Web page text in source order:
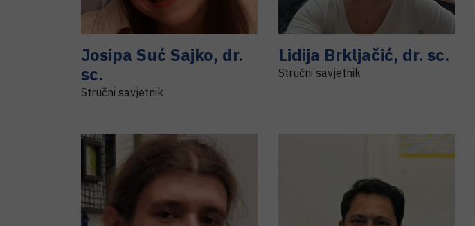
Josipa Suć Sajko, dr.
sc.
Stručni savjetnik
Lidija Brkljačić, dr. sc.
Stručni savjetnik